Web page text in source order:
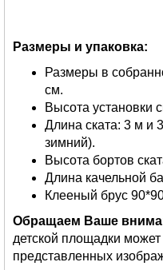
Размеры и упаковка:
Размеры в
см.
Высота установки
Длина ската: 3 м и
зимний).
Высота бортов
Длина качельной
Клееный брус
Обращаем Ваше
детской площадки может
представленных